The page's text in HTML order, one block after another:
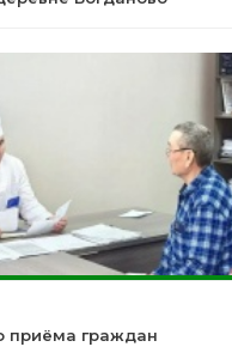
приёма граждан